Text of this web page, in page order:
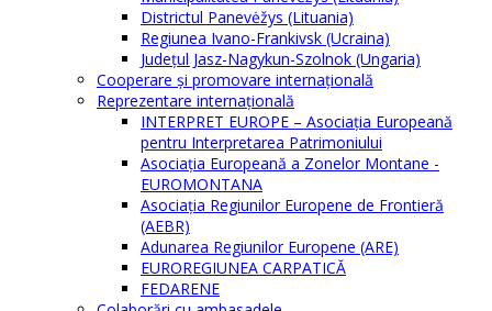
Districtul Panevėžys (Lituania)
Regiunea Ivano-Frankivsk (Ucraina)
Judeţul Jasz-Nagykun-Szolnok (Ungaria)
Cooperare şi promovare internaţională
Reprezentare internaţională
INTERPRET EUROPE – Asociația Europeană
pentru Interpretarea Patrimoniului
Asociația Europeană a Zonelor Montane -
EUROMONTANA
Asociația Regiunilor Europene de Frontieră
(AEBR)
Adunarea Regiunilor Europene (ARE)
EUROREGIUNEA CARPATICĂ
FEDARENE